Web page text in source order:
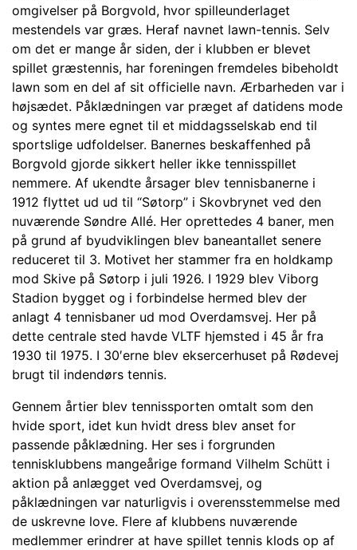
omgivelser på Borgvold, hvor spilleunderlaget
mestendels var græs. Heraf navnet lawn-tennis. Selv
om det er mange år siden, der i klubben er blevet
spillet græstennis, har foreningen fremdeles bibeholdt
lawn som en del af sit officielle navn. Ærbarheden var i
højsædet. Påklædningen var præget af datidens mode
og syntes mere egnet til et middagsselskab end til
sportslige udfoldelser. Banernes beskaffenhed på
Borgvold gjorde sikkert heller ikke tennisspillet
nemmere. Af ukendte årsager blev tennisbanerne i
1912 flyttet ud ud til “Søtorp” i Skovbrynet ved den
nuværende Søndre Allé. Her oprettedes 4 baner, men
på grund af byudviklingen blev baneantallet senere
reduceret til 3. Motivet her stammer fra en holdkamp
mod Skive på Søtorp i juli 1926. I 1929 blev Viborg
Stadion bygget og i forbindelse hermed blev der
anlagt 4 tennisbaner ud mod Overdamsvej. Her på
dette centrale sted havde VLTF hjemsted i 45 år fra
1930 til 1975. I 30′erne blev eksercerhuset på Rødevej
brugt til indendørs tennis.
Gennem årtier blev tennissporten omtalt som den
hvide sport, idet kun hvidt dress blev anset for
passende påklædning. Her ses i forgrunden
tennisklubbens mangeårige formand Vilhelm Schütt i
aktion på anlægget ved Overdamsvej, og
påklædningen var naturligvis i overensstemmelse med
de uskrevne love. Flere af klubbens nuværende
medlemmer erindrer at have spillet tennis klods op af